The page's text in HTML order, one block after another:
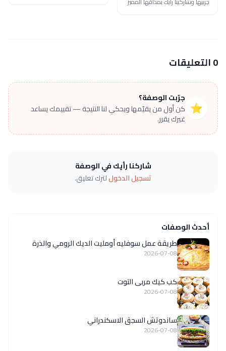
0 التعليقات
⭐
جرّبت الوصفة؟
كن أول من يقيّمها ويحكي لنا النتيجة — تقييمك يساعد
غيرك يقرر.
شاركنا رأيك في الوصفة
تسجيل الدخوللترك تعليق.
أحدث الوصفات
طريقة عمل سوفليه أومليت الديك الرومي والذرة
2026-07-08
كب كيك مربى التوت
2026-07-08
ساندوتش السجق الاسكندراني
2026-07-08